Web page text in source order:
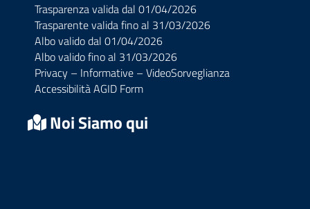
Trasparenza valida dal 01/04/2026
Trasparente valida fino al 31/03/2026
Albo valido dal 01/04/2026
Albo valido fino al 31/03/2026
Privacy – Informative – VideoSorveglianza
Accessibilità AGID Form
Noi Siamo qui